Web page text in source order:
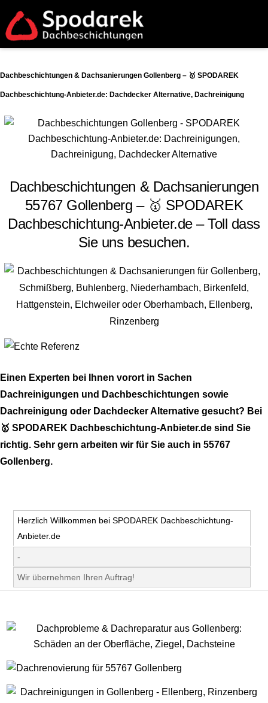
Dachbeschichtungen & Dachsanierungen Gollenberg – 🥇 SPODAREK
Dachbeschichtung-Anbieter.de: Dachdecker Alternative, Dachreinigung
Dachbeschichtungen & Dachsanierungen
55767 Gollenberg – 🥇 SPODAREK
Dachbeschichtung-Anbieter.de – Toll dass
Sie uns besuchen.
Einen Experten bei Ihnen vorort in Sachen
Dachreinigungen und Dachbeschichtungen sowie
Dachreinigung oder Dachdecker Alternative gesucht? Bei
🥇 SPODAREK Dachbeschichtung-Anbieter.de sind Sie
richtig. Sehr gern arbeiten wir für Sie auch in 55767
Gollenberg.
Herzlich Willkommen bei SPODAREK Dachbeschichtung-
Anbieter.de
-
Wir übernehmen Ihren Auftrag!